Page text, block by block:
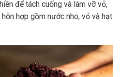
để tách cuống và làm vỡ vỏ,
hỗn hợp gồm nước nho, vỏ và hạt